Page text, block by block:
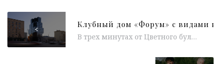
<
В трех минутах от Цветного бульвара завершено строительство клубного дома «Форум» — нового архитектурного объекта в историческом центре Москвы, реализованного...